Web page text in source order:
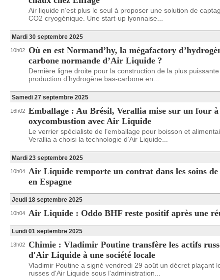
Air liquide n’est plus le seul à proposer une solution de
CO2 cryogénique. Une start-up lyonnaise...
Mardi 30 septembre 2025
10h02
Où en est Normand’hy, la mégafactory
carbone normande d’Air Liquide ?
Dernière ligne droite pour la construction de la plus
production d’hydrogène bas-carbone en...
Samedi 27 septembre 2025
16h02 Emballage : Au Brésil, Verallia mise sur un four à
oxycombustion avec Air Liquide
Le verrier spécialiste de l’emballage pour boisson et
Verallia a choisi la technologie d’Air Liquide...
Mardi 23 septembre 2025
10h04 Air Liquide remporte un contrat dans les soins de
en Espagne
Jeudi 18 septembre 2025
10h04 Air Liquide : Oddo BHF reste positif après une
Lundi 01 septembre 2025
13h02
Chimie : Vladimir Poutine transfère les actifs
d'Air Liquide à une société locale
Vladimir Poutine a signé vendredi 29 août un décret plaçant
russes d'Air Liquide sous l'administration...